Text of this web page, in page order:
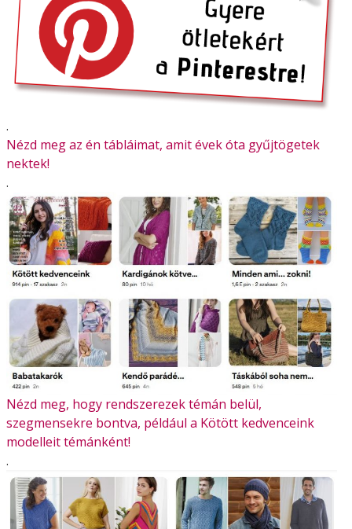
.
Nézd meg az én tábláimat, amit évek óta gyűjtögetek
nektek!
.
Nézd meg, hogy rendszerezek témán belül,
szegmensekre bontva, például a Kötött kedvenceink
modelleit témánként!
.